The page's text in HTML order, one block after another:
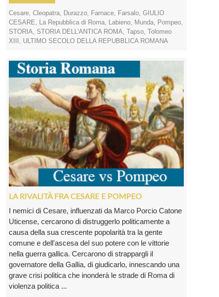
Cesare, Cleopatra, Durazzo, Farnace, Farsalo, GIULIO
CESARE, La Repubblica di Roma, Labieno, Munda, Pompeo,
STORIA, STORIA DELL'ANTICA ROMA, Tapso, Tolomeo
XIII , ULTIMO SECOLO DELLA REPUBBLICA ROMANA
LA RIVALITÀ FRA CESARE E POMPEO
I nemici di Cesare, influenzati da Marco Porcio Catone
Uticense, cercarono di distruggerlo politicamente a
causa della sua crescente popolarità tra la gente
comune e dell'ascesa del suo potere con le vittorie
nella guerra gallica. Cercarono di strappargli il
governatore della Gallia, di giudicarlo, innescando una
grave crisi politica che inonderà le strade di Roma di
violenza politica ...